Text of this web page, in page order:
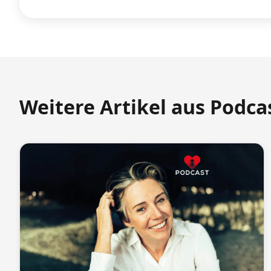
Weitere Artikel aus